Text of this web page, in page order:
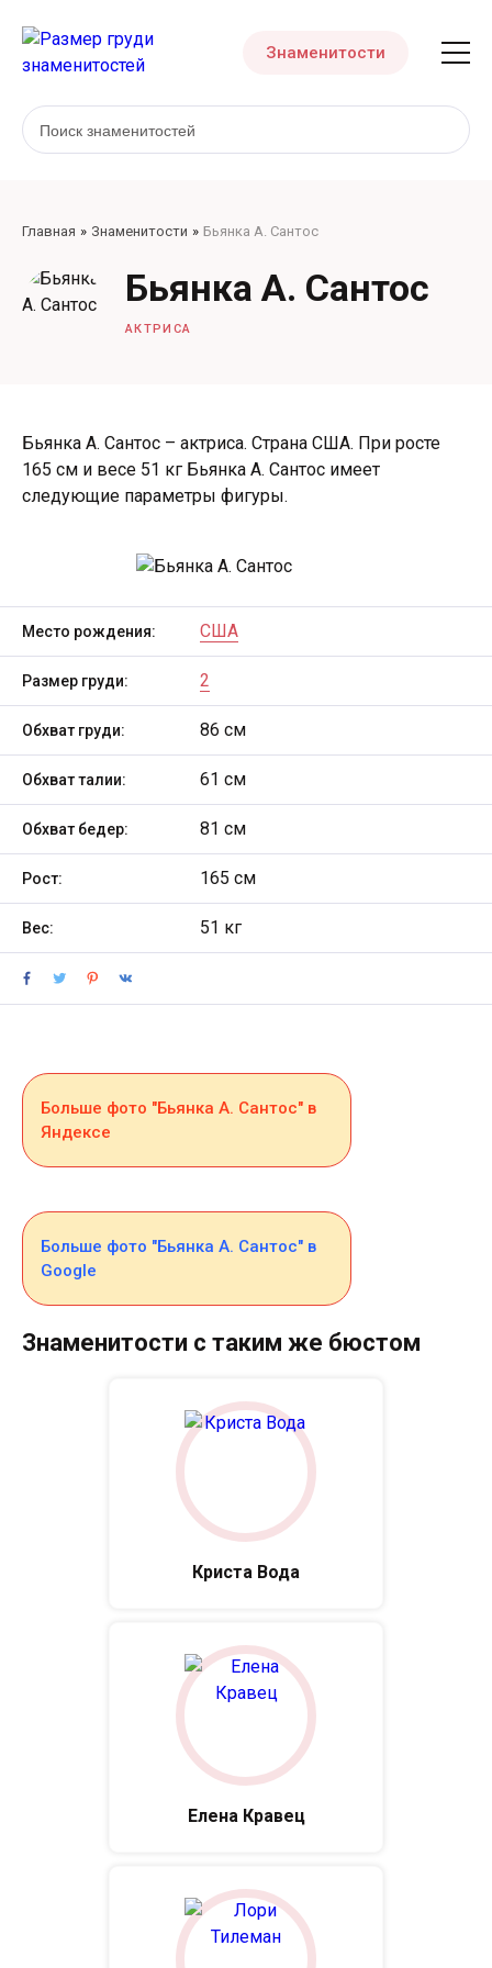
Знаменитости
Главная Знаменитости Бьянка А. Сантос
Бьянка А. Сантос
АКТРИСА
Бьянка А. Сантос – актриса. Страна США. При росте
165 см и весе 51 кг Бьянка А. Сантос имеет
следующие параметры фигуры.
Место рождения: США
Размер груди: 2
Обхват груди: 86 см
Обхват талии: 61 см
Обхват бедер: 81 см
Рост: 165 см
Вес: 51 кг
Больше фото "Бьянка А. Сантос" в
Яндексе
Больше фото "Бьянка А. Сантос" в
Google
Знаменитости с таким же бюстом
Криста Вода
Елена Кравец